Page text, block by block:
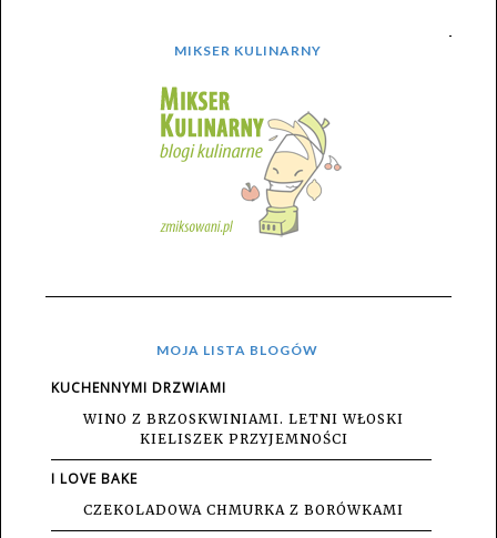
MIKSER KULINARNY
MOJA LISTA BLOGÓW
KUCHENNYMI DRZWIAMI
WINO Z BRZOSKWINIAMI. LETNI WŁOSKI
KIELISZEK PRZYJEMNOŚCI
I LOVE BAKE
CZEKOLADOWA CHMURKA Z BORÓWKAMI